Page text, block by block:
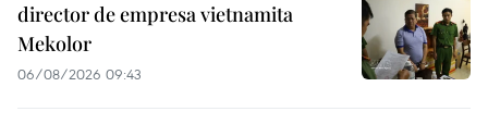
director de empresa vietnamita
Mekolor
06/08/2026 09:43